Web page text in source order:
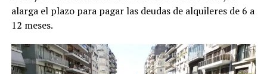
alarga el plazo para pagar las deudas de alquileres de 6 a
12 meses.